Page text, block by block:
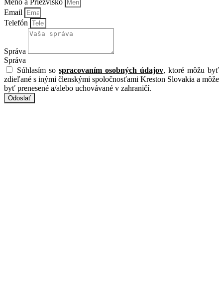
Email
Telefón
Správa
Správa
Súhlasím so spracovaním osobných údajov, ktoré môžu byť
zdieľané s inými členskými spoločnosťami Kreston Slovakia a môže
byť prenesené a/alebo uchovávané v zahraničí.
Odoslať